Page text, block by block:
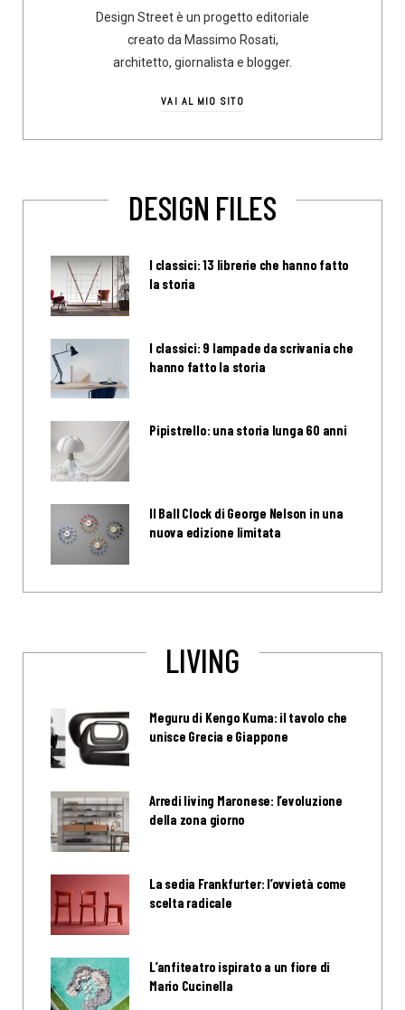
Design Street è un progetto editoriale
creato da Massimo Rosati,
architetto, giornalista e blogger.
VAI AL MIO SITO
DESIGN FILES
I classici: 13 librerie che hanno fatto
la storia
I classici: 9 lampade da scrivania che
hanno fatto la storia
Pipistrello: una storia lunga 60 anni
Il Ball Clock di George Nelson in una
nuova edizione limitata
LIVING
Meguru di Kengo Kuma: il tavolo che
unisce Grecia e Giappone
Arredi living Maronese: l’evoluzione
della zona giorno
La sedia Frankfurter: l’ovvietà come
scelta radicale
L’anfiteatro ispirato a un fiore di
Mario Cucinella